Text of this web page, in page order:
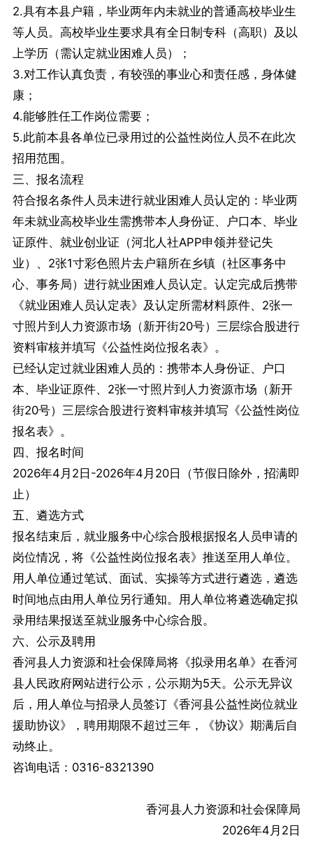
2.具有本县户籍，毕业两年内未就业的普通高校毕业生
等人员。高校毕业生要求具有全日制专科（高职）及以
上学历（需认定就业困难人员）；
3.对工作认真负责，有较强的事业心和责任感，身体健
康；
4.能够胜任工作岗位需要；
5.此前本县各单位已录用过的公益性岗位人员不在此次
招用范围。
三、报名流程
符合报名条件人员未进行就业困难人员认定的：毕业两
年未就业高校毕业生需携带本人身份证、户口本、毕业
证原件、就业创业证（河北人社APP申领并登记失
业）、2张1寸彩色照片去户籍所在乡镇（社区事务中
心、事务局）进行就业困难人员认定。认定完成后携带
《就业困难人员认定表》及认定所需材料原件、2张一
寸照片到人力资源市场（新开街20号）三层综合股进行
资料审核并填写《公益性岗位报名表》。
已经认定过就业困难人员的：携带本人身份证、户口
本、毕业证原件、2张一寸照片到人力资源市场（新开
街20号）三层综合股进行资料审核并填写《公益性岗位
报名表》。
四、报名时间
2026年4月2日-2026年4月20日（节假日除外，招满即
止）
五、遴选方式
报名结束后，就业服务中心综合股根据报名人员申请的
岗位情况，将《公益性岗位报名表》推送至用人单位。
用人单位通过笔试、面试、实操等方式进行遴选，遴选
时间地点由用人单位另行通知。用人单位将遴选确定拟
录用结果报送至就业服务中心综合股。
六、公示及聘用
香河县人力资源和社会保障局将《拟录用名单》在香河
县人民政府网站进行公示，公示期为5天。公示无异议
后，用人单位与招录人员签订《香河县公益性岗位就业
援助协议》，聘用期限不超过三年，《协议》期满后自
动终止。
咨询电话：0316-8321390
香河县人力资源和社会保障局
2026年4月2日